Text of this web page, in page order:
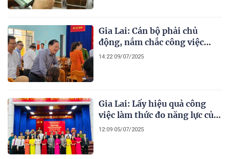
Gia Lai: Cán bộ phải chủ
động, nắm chắc công việc
mình làm, giải quyết việc cho
14:22 09/07/2025
Gia Lai: Lấy hiệu quả công
việc làm thức đo năng lực của
cán bộ ngay từ ngày làm việc
12:09 05/07/2025